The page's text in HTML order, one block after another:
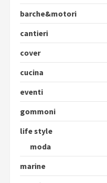
barche&motori
cantieri
cover
cucina
eventi
gommoni
life style
moda
marine